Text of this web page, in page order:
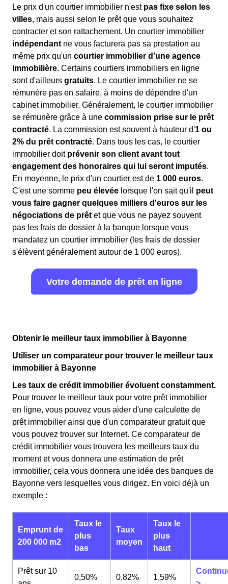
Le prix d'un courtier immobilier n'est pas fixe selon les
villes, mais aussi selon le prêt que vous souhaitez
contracter et son rattachement. Un courtier immobilier
indépendant ne vous facturera pas sa prestation au
même prix qu'un courtier immobilier d'une agence
immobilière. Certains courtiers immobiliers en ligne
sont d'ailleurs gratuits. Le courtier immobilier ne se
rémunère pas en salaire, à moins de dépendre d'un
cabinet immobilier. Généralement, le courtier immobilier
se rémunère grâce à une commission prise sur le prêt
contracté. La commission est souvent à hauteur d'1 ou
2% du prêt contracté. Dans tous les cas, le courtier
immobilier doit prévenir son client avant tout
engagement des honoraires qui lui seront imputés.
En moyenne, le prix d'un courtier est de 1 000 euros.
C'est une somme peu élevée lorsque l'on sait qu'il peut
vous faire gagner quelques milliers d'euros sur les
négociations de prêt et que vous ne payez souvent
pas les frais de dossier à la banque lorsque vous
mandatez un courtier immobilier (les frais de dossier
s'élèvent généralement autour de 1 000 euros).
Votre demande de prêt en ligne
Obtenir le meilleur taux immobilier à Bayonne
Utiliser un comparateur pour trouver le meilleur taux
immobilier à Bayonne
Les taux de crédit immobilier évoluent constamment.
Pour trouver le meilleur taux pour votre prêt immobilier
en ligne, vous pouvez vous aider d'une calculette de
prêt immobilier ainsi que d'un comparateur gratuit que
vous pouvez trouver sur Internet. Ce comparateur de
crédit immobilier vous trouvera les meilleurs taux du
moment et vous donnera une estimation de prêt
immobilier, cela vous donnera une idée des banques de
Bayonne vers lesquelles vous dirigez. En voici déjà un
exemple :
Emprunt de
200 000 m2
Taux le
plus
bas
Taux
moyen
Taux le
plus
haut
Prêt sur 10
0,50% 0,82% 1,59%